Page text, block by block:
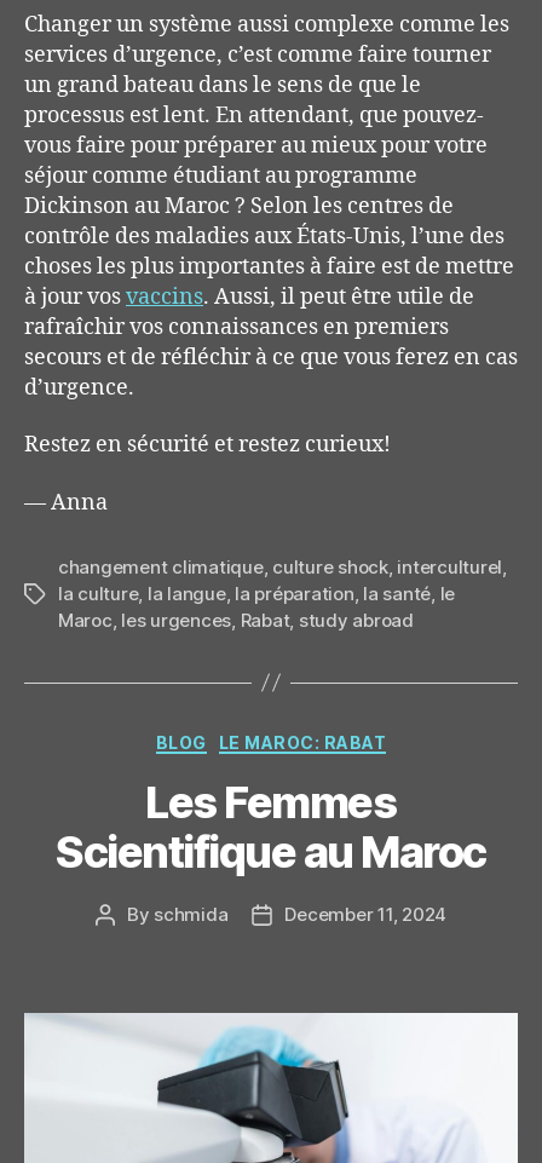
Changer un système aussi complexe comme les
services d’urgence, c’est comme faire tourner
un grand bateau dans le sens de que le
processus est lent. En attendant, que pouvez-
vous faire pour préparer au mieux pour votre
séjour comme étudiant au programme
Dickinson au Maroc ? Selon les centres de
contrôle des maladies aux États-Unis, l’une des
choses les plus importantes à faire est de mettre
à jour vosvaccins. Aussi, il peut être utile de
rafraîchir vos connaissances en premiers
secours et de réfléchir à ce que vous ferez en cas
d’urgence.
Restez en sécurité et restez curieux!
— Anna
Tags
changement climatique, culture shock, interculturel
la culture, la langue, la préparation la santé le
Maroc les urgences Rabat, study abroad
Categories
BLOG LE MAROC: RABAT
Les Femmes
Scientifique au Maroc
Post
By schmida
PostDecember 11, 2024